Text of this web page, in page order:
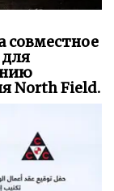
совместное
North Field.